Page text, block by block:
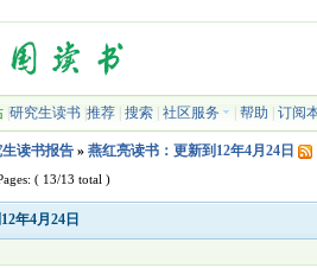
| 研究生读书| 推荐| 搜索| 社区服务 帮助 订阅
读书报告» 燕红亮读书：更新到12年4月24日
( 13/13 total )
年4月24日